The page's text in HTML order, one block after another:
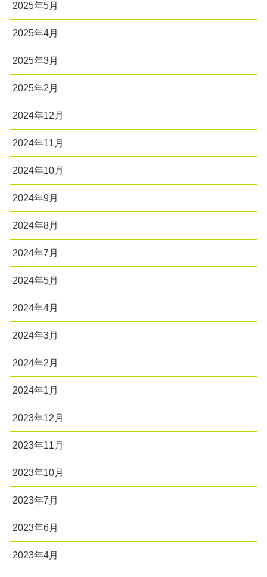
2025年5月
2025年4月
2025年3月
2025年2月
2024年12月
2024年11月
2024年10月
2024年9月
2024年8月
2024年7月
2024年5月
2024年4月
2024年3月
2024年2月
2024年1月
2023年12月
2023年11月
2023年10月
2023年7月
2023年6月
2023年4月